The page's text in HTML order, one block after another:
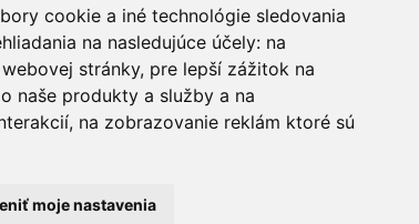
cookie a iné technológie sledovania
na nasledujúce účely: na
stránky, pre lepší zážitok na
naše produkty a služby a na
, na zobrazovanie reklám ktoré sú
moje nastavenia